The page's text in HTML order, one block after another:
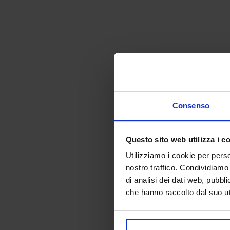
Consenso
Questo sito web utilizza i
Utilizziamo i cookie per
nostro traffico.
di analisi dei dati web,
che hanno raccolto dal suo